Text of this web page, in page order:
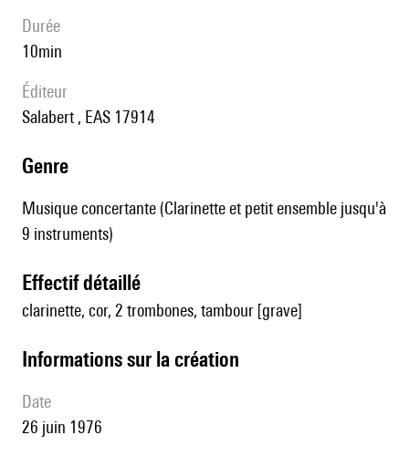
durée
10min
éditeur
Salabert , EAS 17914
genre
Musique concertante (Clarinette et petit ensemble jusqu'à
9 instruments)
effectif détaillé
clarinette, cor, 2 trombones, tambour [grave]
informations sur la création
date
26 juin 1976